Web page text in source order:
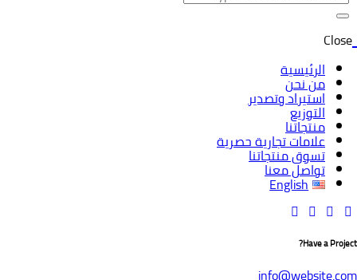
Close
الرئيسية
من نحن
استيراد وتصدير
التوزيع
منتجاتنا
علامات تجارية حصرية
تسوق منتجاتنا
تواصل معنا
English
Have a Project?
info@website.com